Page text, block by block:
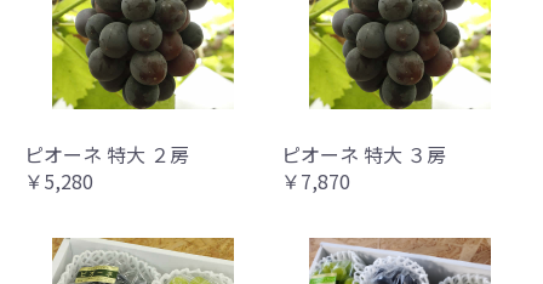
ピオーネ 特大 ２房
￥5,280
ピオーネ 特大 ３房
￥7,870